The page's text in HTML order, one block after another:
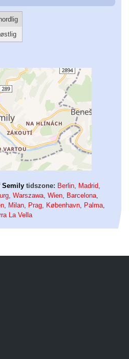
østlig
Semily tidszone: Berlin Madrid
Warszawa Wien Barcelona
Milan Prag København Palma
La Vella